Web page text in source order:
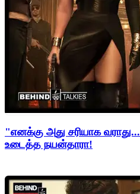
"எனக்கு அது சரியாக
உடைத்த நயன்தாரா!